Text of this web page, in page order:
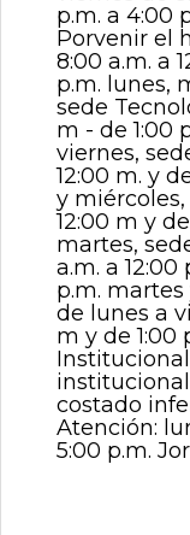
p.m. a 4:00
Porvenir el
8:00 a.m. a
p.m. lunes,
sede
m - de 1:00
viernes,
12:00 m. y
y miércoles,
12:00 m y
martes,
a.m. a 12:00
p.m.
de lunes a
m y de 1:00
costado
Atención:
5:00 p.m.